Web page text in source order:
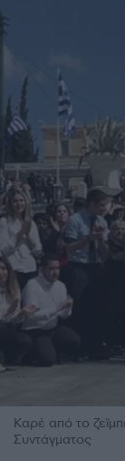
Καρέ από το
Συντάγματος